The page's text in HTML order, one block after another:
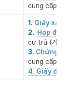
cung cấp nơi
1. Giấy xác
2.
Hợp
cư trú (거주제
3. Chứng
cung cấp nơi
4. Giấy đặt